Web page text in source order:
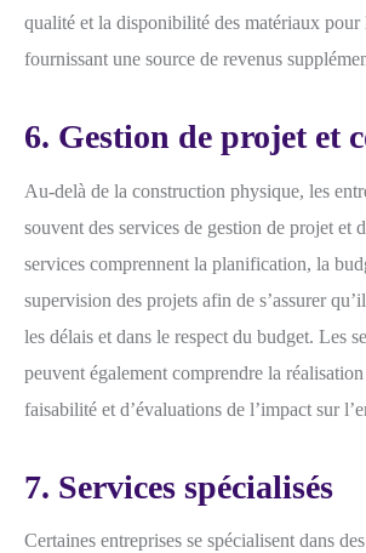
qualité et la disponibilité des matériaux pour
fournissant une source de revenus
6. Gestion de projet et
Au-delà de la construction physique, les
souvent des services de gestion de projet et
services comprennent la planification, la
supervision des projets afin de s’assurer
les délais et dans le respect du budget. Les
peuvent également comprendre la réalisation
faisabilité et d’évaluations de l’impact sur
7. Services spécialisés
Certaines entreprises se spécialisent dans